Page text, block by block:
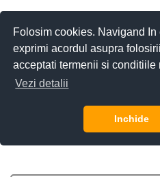
Folosim cookies. Navigand In
exprimi acordul asupra
acceptati termenii si conditiile
Vezi detalii
Inchide